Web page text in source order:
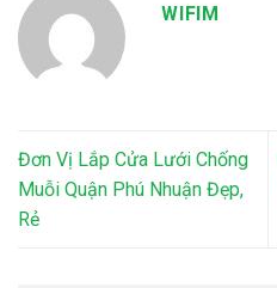
WIFIM
Đơn Vị Lắp Cửa Lưới Chống
Muỗi Quận Phú Nhuận Đẹp,
Rẻ